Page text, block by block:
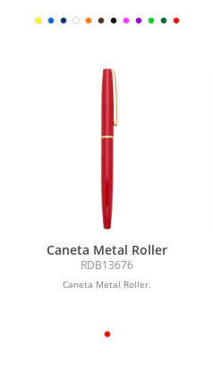
Caneta Metal Roller
RDB13676
Caneta Metal Roller.